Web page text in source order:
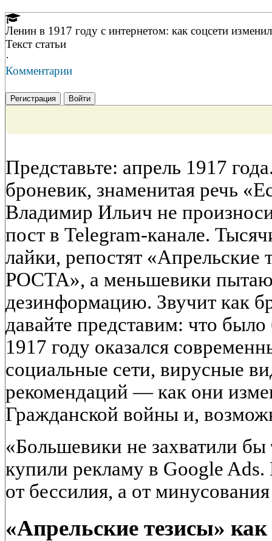
Ленин в 1917 году с интернетом: как соцсети
Текст статьи
·
Комментарии
Регистрация Войти
Представьте: апрель 1917
броневик, знаменитая речь
Владимир Ильич не
пост в Telegram‑канале.
лайки, репостят «Апрельские
РОСТА», а меньшевики
дезинформацию. Звучит как
давайте представим: что
1917 году оказался
социальные сети, вирусные
рекомендаций — как они
Гражданской войны и,
«Большевики не захватили
купили рекламу в Google
от бессилия, а от
«Апрельские тезисы»